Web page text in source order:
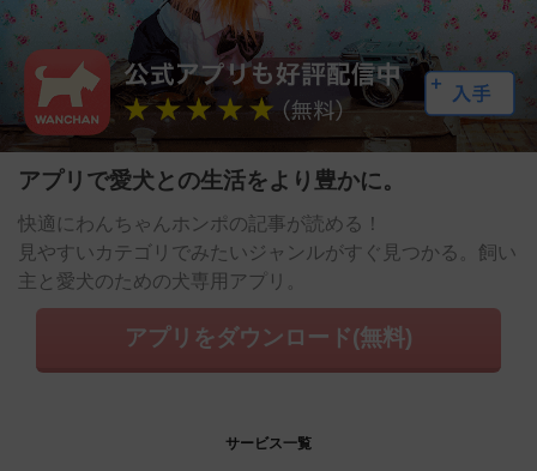
アプリで愛犬との生活をより豊かに。
快適にわんちゃんホンポの記事が読める！
見やすいカテゴリでみたいジャンルがすぐ見つかる。飼い
主と愛犬のための犬専用アプリ。
アプリをダウンロード(無料)
サービス一覧